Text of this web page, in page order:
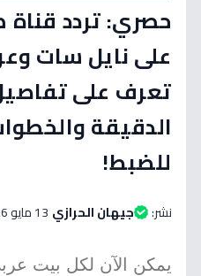
تعرف على
الدقيقة
للضبط!
نشر: جيهان الحرازي 13 مايو 2026 الساعة 09:45 مساءاً
يمكن الآن لكل بيت